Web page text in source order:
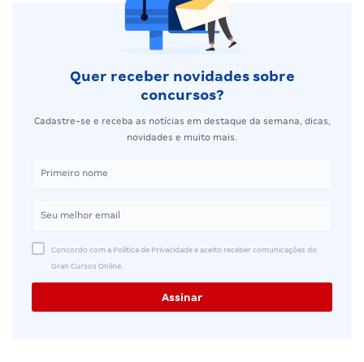
Quer receber novidades sobre
concursos?
Cadastre-se e receba as notícias em destaque da semana, dicas,
novidades e muito mais.
Concordo com a Política de Privacidade e aceito receber comunicações do
Gran Cursos Online.